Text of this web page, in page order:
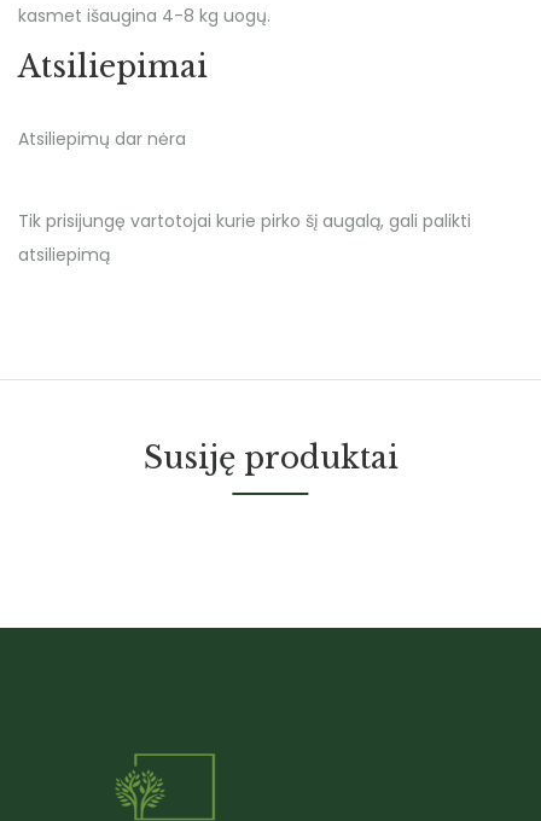
kasmet išaugina 4-8 kg uogų.
Atsiliepimai
Atsiliepimų dar nėra
Tik prisijungę vartotojai kurie pirko šį augalą, gali palikti
atsiliepimą
Susiję produktai